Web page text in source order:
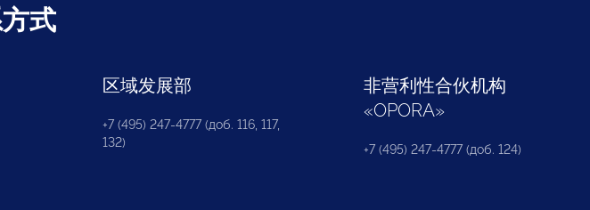
式
区域发展部
+7 (495) 247-4777 (доб. 116, 117,
132)
非营利性合伙机构
«OPORA»
+7 (495) 247-4777 (доб. 124)